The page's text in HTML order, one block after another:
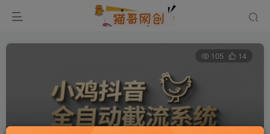
105 14